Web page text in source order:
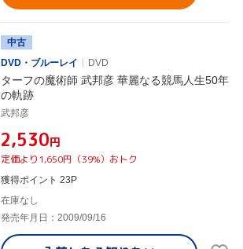
中古
DVD・ブルーレイ
DVD
ターフの魔術師 武邦彦 華麗なる競馬人生50年
の軌跡
武邦彦
¥2,530円
定価より1,650円（39%）おトク
獲得ポイント 23P
在庫なし
発売年月日：2009/09/16